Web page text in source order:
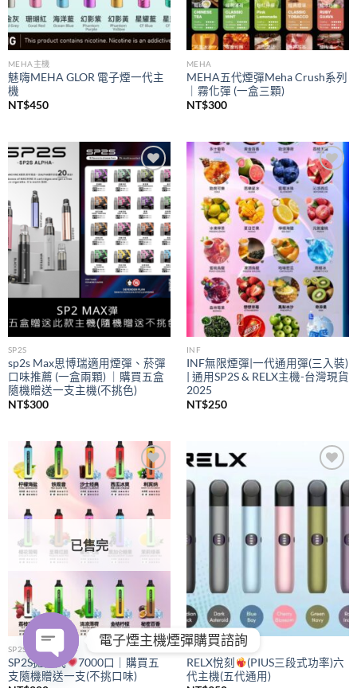
MEHA主機
魅嗨MEHA GLOR 電子煙一代主
機
NT$450
MEHA
MEHA五代煙彈Meha Crush系列
｜霧化彈 (一盒三顆)
NT$300
Add to
wishlist
SP2S
sp2s Max思博瑞適用煙彈、菸彈
口味推薦 (一盒兩顆) ｜購買五盒
隨機贈送一支主機(不挑色)
NT$300
Add to
wishlist
INF
INF無限煙彈|一代通用彈(三入裝)
| 通用SP2S & RELX主機-台灣現貨
2025
NT$250
Add to
wishlist
已售完
SP2S
SP2S拋棄式
7000口｜購買五
支隨機贈送一支(不挑口味)
Add to
wishlist
RELX
RELX悅刻
(PIUS三段式功率)六
代主機(五代通用)
電子煙主機煙彈購買諮詢
OPEN